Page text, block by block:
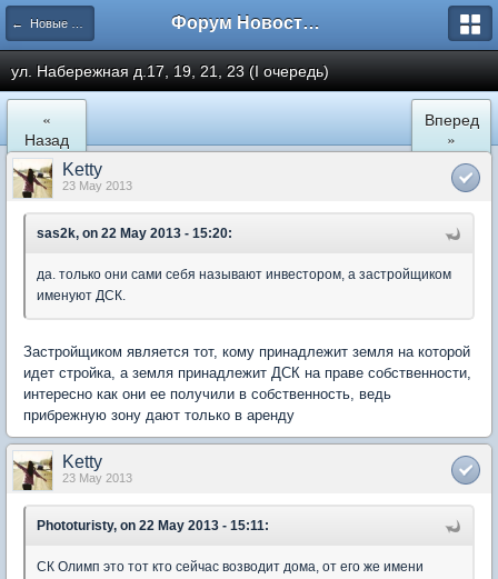
← Новые Водники Форум Новостройки
ул. Набережная д.17, 19, 21, 23 (I очередь)
«
Назад
Вперед
»
Ketty
23 May 2013
sas2k, on 22 May 2013 - 15:20:
да. только они сами себя называют инвестором, а застройщиком
именуют ДСК.
Застройщиком является тот, кому принадлежит земля на которой
идет стройка, а земля принадлежит ДСК на праве собственности,
интересно как они ее получили в собственность, ведь
прибрежную зону дают только в аренду
Ketty
23 May 2013
Phototuristy, on 22 May 2013 - 15:11:
СК Олимп это тот кто сейчас возводит дома, от его же имени